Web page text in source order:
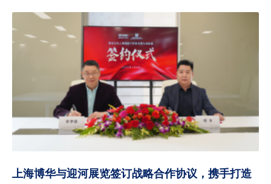
上海博华与迎河展览签订战略合作协议，携手打造